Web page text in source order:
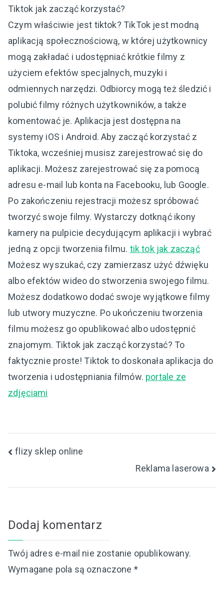
Tiktok jak zacząć korzystać?
Czym właściwie jest tiktok? TikTok jest modną
aplikacją społecznościową, w której użytkownicy
mogą zakładać i udostępniać krótkie filmy z
użyciem efektów specjalnych, muzyki i
odmiennych narzędzi. Odbiorcy mogą też śledzić i
polubić filmy różnych użytkowników, a także
komentować je. Aplikacja jest dostępna na
systemy iOS i Android. Aby zacząć korzystać z
Tiktoka, wcześniej musisz zarejestrować się do
aplikacji. Możesz zarejestrować się za pomocą
adresu e-mail lub konta na Facebooku, lub Google.
Po zakończeniu rejestracji możesz spróbować
tworzyć swoje filmy. Wystarczy dotknąć ikony
kamery na pulpicie decydującym aplikacji i wybrać
jedną z opcji tworzenia filmu. tik tok jak zacząć
Możesz wyszukać, czy zamierzasz użyć dźwięku
albo efektów wideo do stworzenia swojego filmu.
Możesz dodatkowo dodać swoje wyjątkowe filmy
lub utwory muzyczne. Po ukończeniu tworzenia
filmu możesz go opublikować albo udostępnić
znajomym. Tiktok jak zacząć korzystać? To
faktycznie proste! Tiktok to doskonała aplikacja do
tworzenia i udostępniania filmów. portale ze
zdjęciami
Nawigacja
flizy sklep online
Reklama laserowa
Dodaj komentarz
Twój adres e-mail nie zostanie opublikowany.
Wymagane pola są oznaczone *